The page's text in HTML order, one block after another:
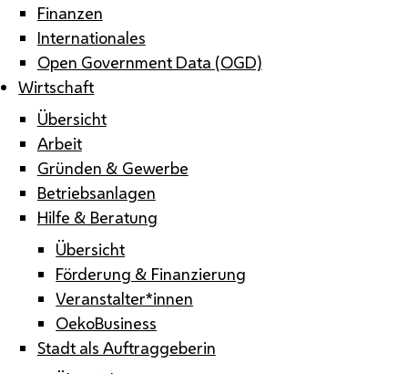
Finanzen
Internationales
Open Government Data (OGD)
Wirtschaft
Übersicht
Arbeit
Gründen & Gewerbe
Betriebsanlagen
Hilfe & Beratung
Übersicht
Förderung & Finanzierung
Veranstalter*innen
OekoBusiness
Stadt als Auftraggeberin